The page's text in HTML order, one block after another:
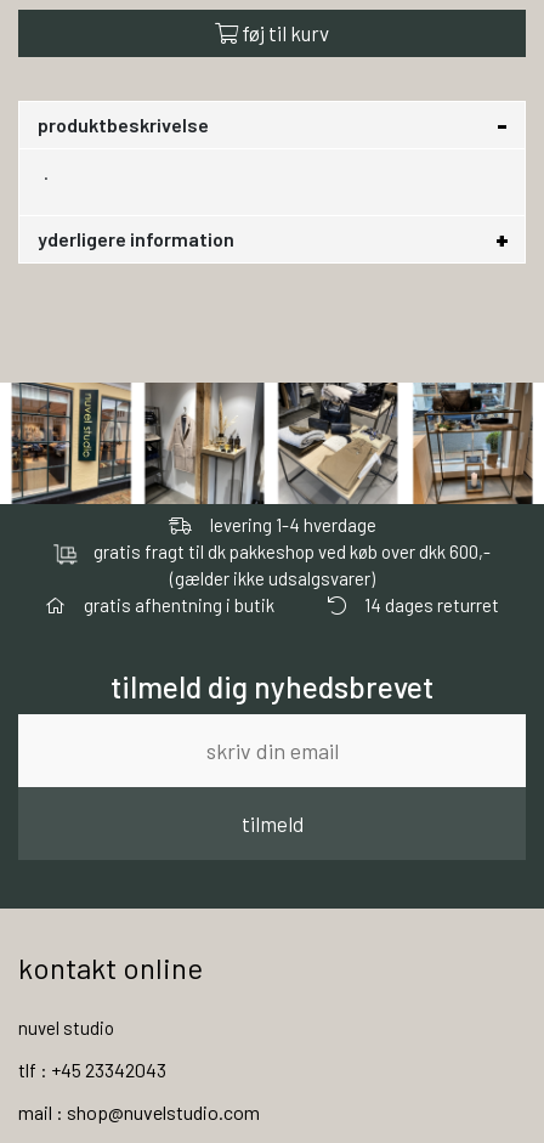
føj til kurv
produktbeskrivelse
.
yderligere information
levering 1-4 hverdage
gratis fragt til dk pakkeshop ved køb over dkk 600,-
(gælder ikke udsalgsvarer)
gratis afhentning i butik
14 dages returret
tilmeld dig nyhedsbrevet
tilmeld
kontakt online
nuvel studio
tlf : +45 23342043
mail : shop@nuvelstudio.com